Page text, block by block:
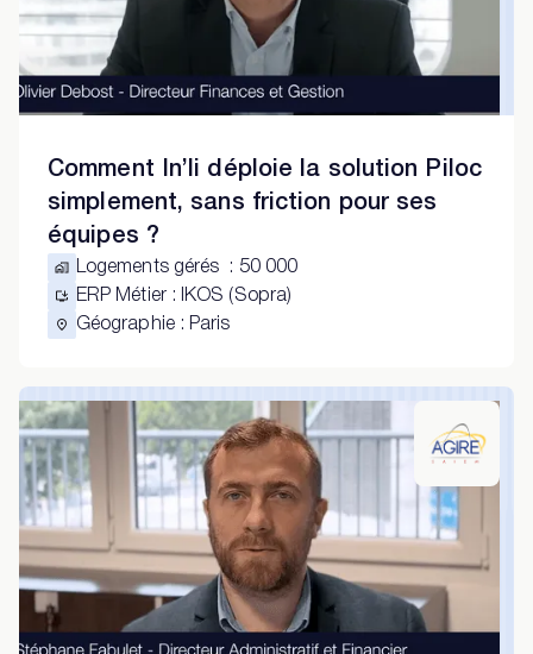
Comment In’li déploie la solution Piloc
simplement, sans friction pour ses
équipes ?
Logements gérés : 50 000
ERP Métier:
IKOS (Sopra)
Géographie: Paris